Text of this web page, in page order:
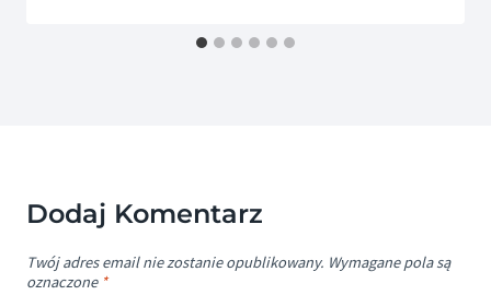
Dodaj Komentarz
Twój adres email nie zostanie opublikowany. Wymagane pola są
oznaczone *